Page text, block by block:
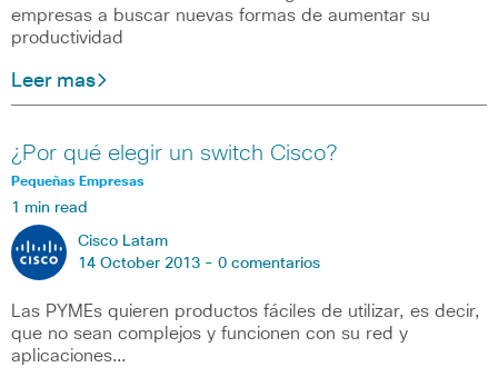
empresas a buscar nuevas formas de aumentar su
productividad
Leer mas
¿Por qué elegir un switch Cisco?
Pequeñas Empresas
1 min read
Cisco Latam
14 October 2013 - 0 comentarios
Las PYMEs quieren productos fáciles de utilizar, es decir,
que no sean complejos y funcionen con su red y
aplicaciones…